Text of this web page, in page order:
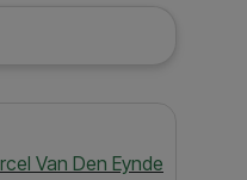
Van Den Eynde